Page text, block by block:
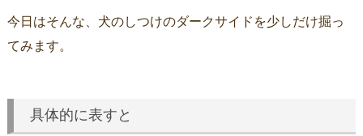
今日はそんな、犬のしつけのダークサイドを少しだけ掘っ
てみます。
具体的に表すと